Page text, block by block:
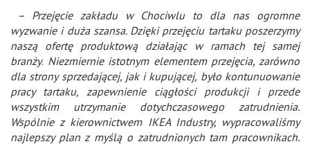
– Przejęcie zakładu w Chociwlu to dla nas ogromne
wyzwanie i duża szansa. Dzięki przejęciu tartaku poszerzymy
naszą ofertę produktową działając w ramach tej samej
branży. Niezmiernie istotnym elementem przejęcia, zarówno
dla strony sprzedającej, jak i kupującej, było kontunuowanie
pracy tartaku, zapewnienie ciągłości produkcji i przede
wszystkim utrzymanie dotychczasowego zatrudnienia.
Wspólnie z kierownictwem IKEA Industry, wypracowaliśmy
najlepszy plan z myślą o zatrudnionych tam pracownikach.